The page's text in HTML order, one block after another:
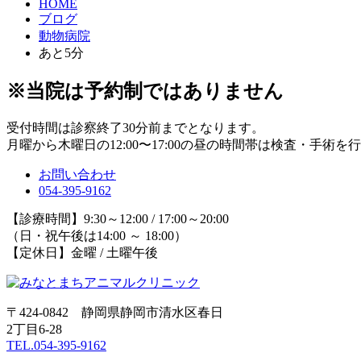
HOME
ブログ
動物病院
あと5分
※当院は予約制ではありません
受付時間は診察終了30分前までとなります。
月曜から木曜日の12:00〜17:00の昼の時間帯は検査・手術を
お問い合わせ
054-395-9162
【診療時間】9:30～12:00 / 17:00～20:00
（日・祝午後は14:00 ～ 18:00）
【定休日】金曜 / 土曜午後
〒424-0842 静岡県静岡市清水区春日
2丁目6-28
TEL.054-395-9162